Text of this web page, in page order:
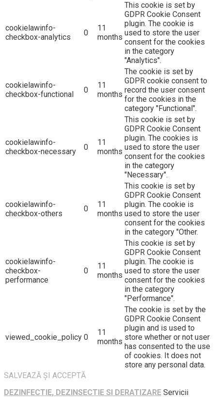
cookielawinfo-
checkbox-analytics
0
11
months
This cookie is set by
GDPR Cookie Consent
plugin. The cookie is
used to store the user
consent for the cookies
in the category
"Analytics".
cookielawinfo-
checkbox-functional
0
11
months
The cookie is set by
GDPR cookie consent to
record the user consent
for the cookies in the
category "Functional".
cookielawinfo-
checkbox-necessary
0
11
months
This cookie is set by
GDPR Cookie Consent
plugin. The cookies is
used to store the user
consent for the cookies
in the category
"Necessary".
cookielawinfo-
checkbox-others
0
11
months
This cookie is set by
GDPR Cookie Consent
plugin. The cookie is
used to store the user
consent for the cookies
in the category "Other.
cookielawinfo-
checkbox-
performance
0
11
months
This cookie is set by
GDPR Cookie Consent
plugin. The cookie is
used to store the user
consent for the cookies
in the category
"Performance".
viewed_cookie_policy 0
11
months
The cookie is set by the
GDPR Cookie Consent
plugin and is used to
store whether or not user
has consented to the use
of cookies. It does not
store any personal data.
SALVEAZĂ ȘI ACCEPTĂ
DEZINFECTIE, DEZINSECTIE SI DERATIZARE Servicii